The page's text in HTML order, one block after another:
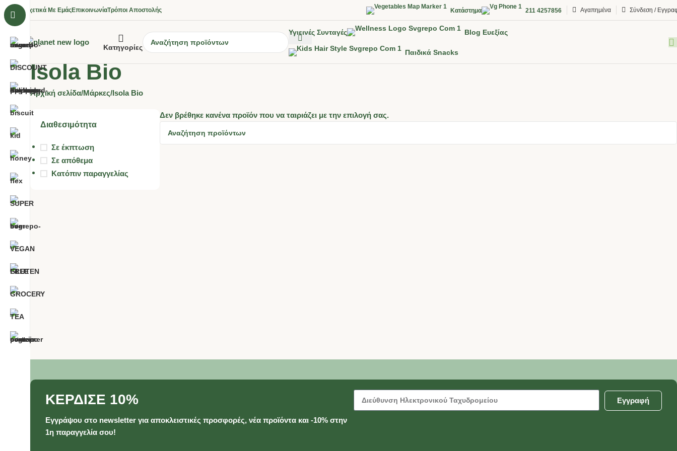
Σχετικά Με ΕμάςΕπικοινωνίαΤρόποι Αποστολής Κατάστημα 211 4257856 Αγαπημένα Σύνδεση /
Κατηγορίες
Υγιεινές Συνταγές Blog Ευεξίας
Παιδικά Snacks
Isola Bio
Αρχική σελίδα Μάρκες Isola Bio
Διαθεσιμότητα
Σε έκπτωση
Σε απόθεμα
Κατόπιν παραγγελίας
Δεν βρέθηκε κανένα προϊόν που να ταιριάζει με την επιλογή σας.
ΚΕΡΔΙΣΕ 10%
Εγγράψου στο newsletter για αποκλειστικές προσφορές, νέα προϊόντα και -10% στην
1η παραγγελία σου!
Εγγραφή